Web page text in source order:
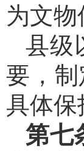
为文
县级
要，
具体
第七